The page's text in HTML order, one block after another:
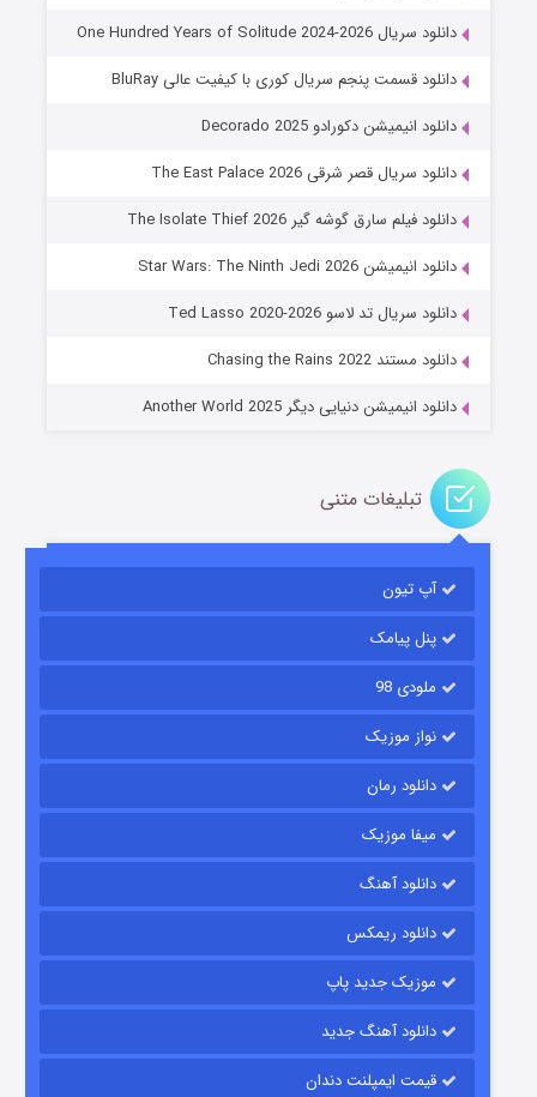
قسمت۱۴ (زیرنویس) منتشر شد
قسمت
دانلود سریال One Hundred Years of Solitude 2024-2026
دانلود قسمت پنجم سریال کوری با کیفیت عالی BluRay
دانلود انیمیشن دکورادو Decorado 2025
دانلود سریال قصر شرقی The East Palace 2026
دانلود فیلم سارق گوشه گیر The Isolate Thief 2026
دانلود انیمیشن Star Wars: The Ninth Jedi 2026
دانلود سریال تد لاسو Ted Lasso 2020-2026
دانلود مستند Chasing the Rains 2022
دانلود انیمیشن دنیایی دیگر Another World 2025
تبلیغات متنی
آپ تیون
پنل پیامک
ملودی 98
نواز موزیک
دانلود رمان
میفا موزیک
دانلود آهنگ
دانلود ریمکس
موزیک جدید پاپ
دانلود آهنگ جدید
قیمت ایمپلنت دندان